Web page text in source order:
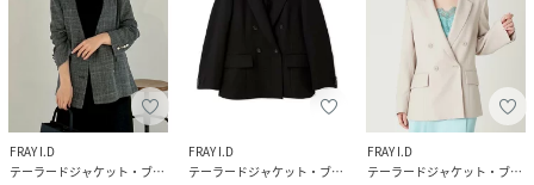
FRAY I.D
テーラードジャケット・ブレザー
FRAY I.D
テーラードジャケット・ブレザー
FRAY I.D
テーラードジャケット・ブレザー